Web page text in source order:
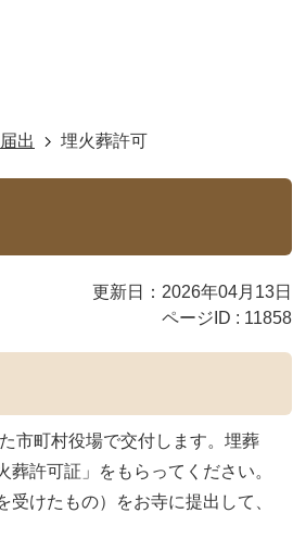
届出 埋火葬許可
更新日：2026年04月13日
ページID : 11858
市町村役場で交付します。埋葬
葬許可証」をもらってください。
けたもの）をお寺に提出して、